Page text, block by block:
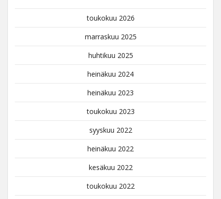
toukokuu 2026
marraskuu 2025
huhtikuu 2025
heinäkuu 2024
heinäkuu 2023
toukokuu 2023
syyskuu 2022
heinäkuu 2022
kesäkuu 2022
toukokuu 2022